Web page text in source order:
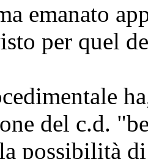
emanato
per quel
del c.d.
possibilità